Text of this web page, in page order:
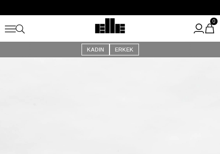
Kargo Ücretsiz!
KADIN ERKEK
0